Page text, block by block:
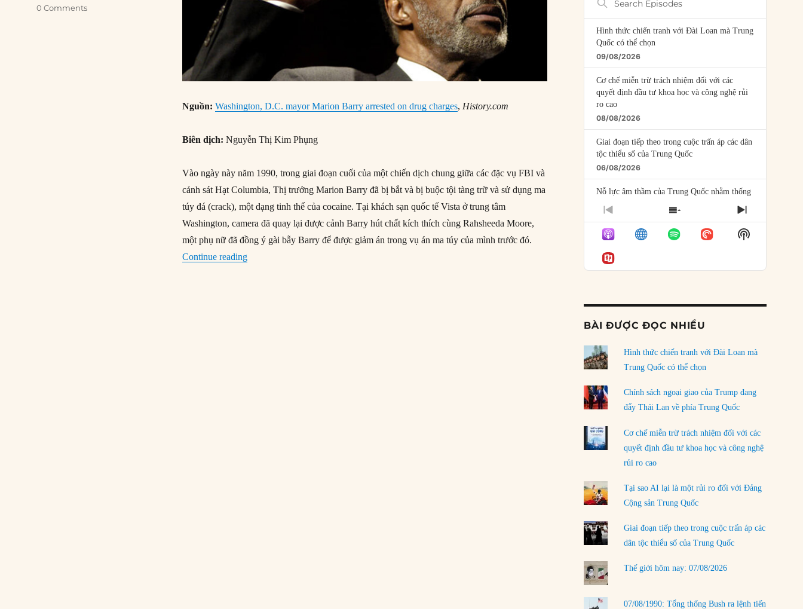
Nguồn: Washington, D.C. mayor Marion Barry arrested on drug charges, History.com
Biên dịch: Nguyễn Thị Kim Phụng
Vào ngày này năm 1990, trong giai đoạn cuối của một chiến dịch chung giữa các đặc vụ FBI và
cảnh sát Hạt Columbia, Thị trưởng Marion Barry đã bị bắt và bị buộc tội tàng trữ và sử dụng ma
túy đá (crack), một dạng tinh thể của cocaine. Tại khách sạn quốc tế Vista ở trung tâm
Washington, camera đã quay lại được cảnh Barry hút chất kích thích cùng Rahsheeda Moore,
một phụ nữ đã đồng ý gài bẫy Barry để được giảm án trong vụ án ma túy của mình trước đó.
Continue reading“18/01/1990: Thị trưởng Washington D.C. bị bắt vì tàng trữ ma túy”
0 Comments
Episodes
Hình thức chiến tranh với Đài Loan mà Trung
Quốc có thể chọn
09/08/2026
Cơ chế miễn trừ trách nhiệm đối với các
quyết định đầu tư khoa học và công nghệ rủi
ro cao
08/08/2026
Giai đoạn tiếp theo trong cuộc trấn áp các dân
tộc thiểu số của Trung Quốc
06/08/2026
Nỗ lực âm thầm của Trung Quốc nhằm thống
trị khu vực Mỹ Latinh
Nợ cho kẻ mộng mơ: Vốn vay chính sách và
giới hạn của việc cho startup vay vốn
05/08/2026
của phe cánh hữu mới
Ngoại trưởng Nhật Bản?
04/08/2026
Điểm mù chiến lược của Trump tại Thái Bình
Dương
Đặt cược vào thất bại: Các quỹ đầu tư mạo
hiểm quốc gia và khía cạnh chính trị của vốn
Làm thế nào để kết thúc Chiến tranh Iran?
LOAD MORE
PREVIOUS
EPISODE
SHOW
EPISODES
LIST
NEXT
EPISODE
Show
Podcast
BÀI ĐƯỢC ĐỌC NHIỀU
Hình thức chiến tranh với Đài Loan mà
Trung Quốc có thể chọn
Chính sách ngoại giao của Trump đang
đẩy Thái Lan về phía Trung Quốc
Cơ chế miễn trừ trách nhiệm đối với các
quyết định đầu tư khoa học và công nghệ
rủi ro cao
Tại sao AI lại là một rủi ro đối với Đảng
Cộng sản Trung Quốc
Giai đoạn tiếp theo trong cuộc trấn áp các
dân tộc thiểu số của Trung Quốc
Thế giới hôm nay: 07/08/2026
07/08/1990: Tổng thống Bush ra lệnh tiến